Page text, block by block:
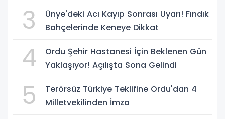
3
Ünye'deki Acı Kayıp Sonrası Uyarı! Fındık
Bahçelerinde Keneye Dikkat
4
Ordu Şehir Hastanesi İçin Beklenen Gün
Yaklaşıyor! Açılışta Sona Gelindi
5
Terörsüz Türkiye Teklifine Ordu'dan 4
Milletvekilinden İmza